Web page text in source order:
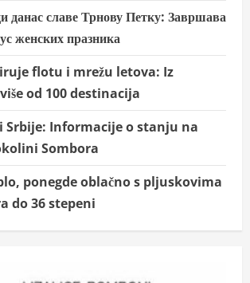
данас славе Трнову Петку: Завршава
женских празника
flotu i mrežu letova: Iz
od 100 destinacija
Srbije: Informacije o stanju na
Sombora
ponegde oblačno s pljuskovima
do 36 stepeni